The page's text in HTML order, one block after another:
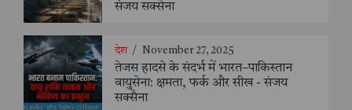
संजय सक्सेना
देश / November 27, 2025
तेजस हादसे के संदर्भ में भारत–पाकिस्तान
वायुसेना: क्षमता, फर्क और सीख - संजय
सक्सैना